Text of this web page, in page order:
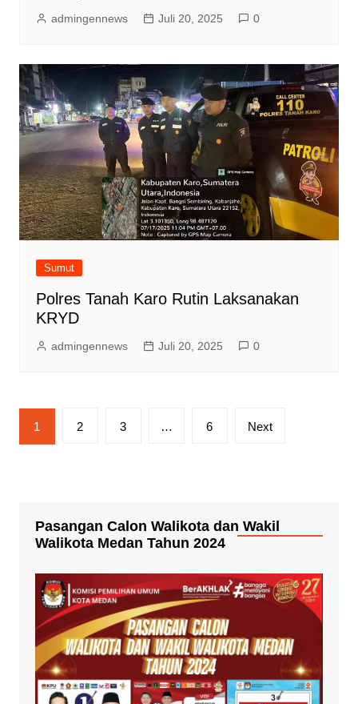
admingennews Juli 20, 2025 0
Sumut
Polres Tanah Karo Rutin Laksanakan
KRYD
admingennews Juli 20, 2025 0
Paginasi
pos
1 2 3 … 6 Next
Pasangan Calon Walikota dan Wakil
Walikota Medan Tahun 2024